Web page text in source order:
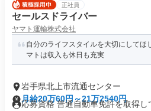
正社員
セールスドライバー
ヤマト運輸株式会社
自分のライフスタイルを大切にしてほ
マトは収入も休日も充実
岩手県北上市流通センター
月給20万60円～21万2540円
応募資格 普通自動車免許を取得